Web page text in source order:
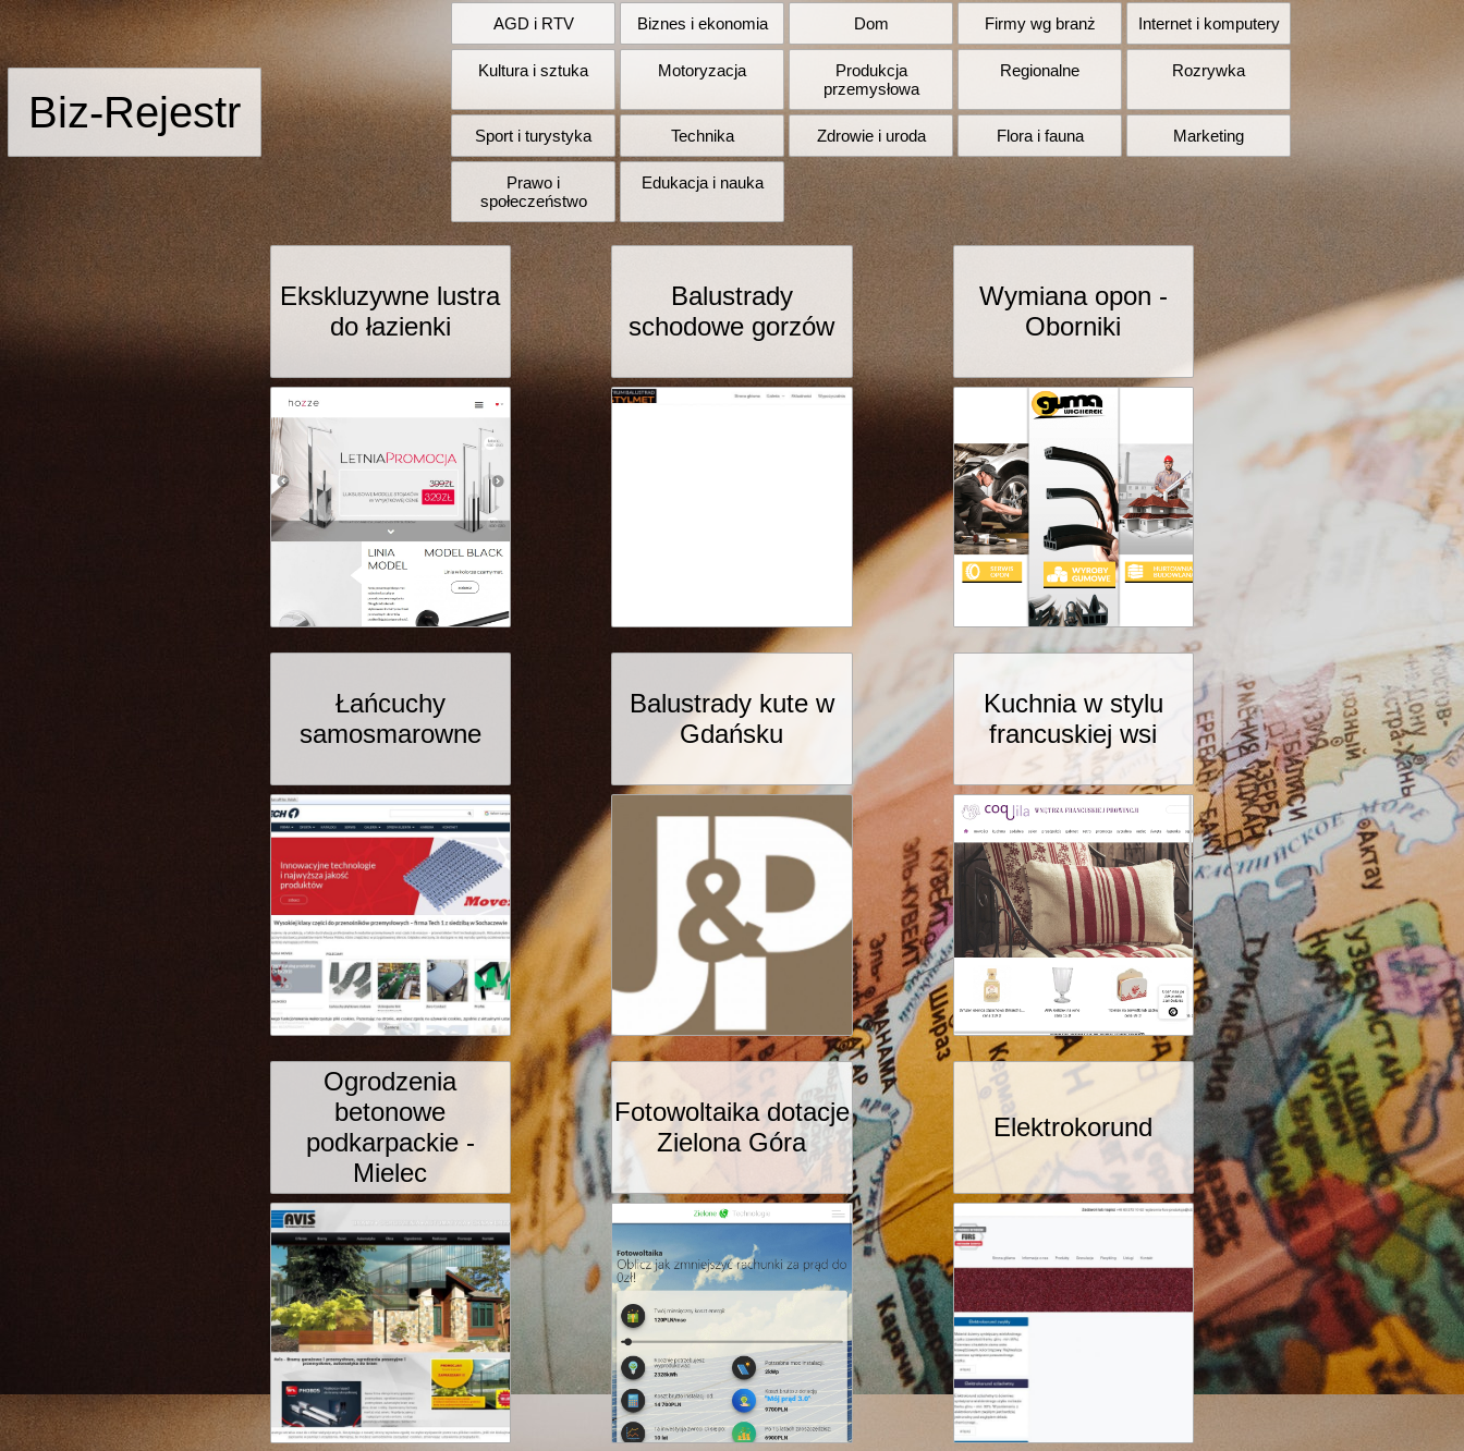
Biz-Rejestr
AGD i RTV Biznes i ekonomia Dom Firmy wg branż Internet i komputery
Kultura i sztuka Motoryzacja
Produkcja
przemysłowa
Regionalne Rozrywka
Sport i turystyka Technika Zdrowie i uroda Flora i fauna Marketing
Prawo i
społeczeństwo
Edukacja i nauka
Ekskluzywne lustra
do łazienki
Balustrady
schodowe gorzów
Wymiana opon -
Oborniki
Łańcuchy
samosmarowne
Balustrady kute w
Gdańsku
Kuchnia w stylu
francuskiej wsi
Ogrodzenia
betonowe
podkarpackie -
Mielec
Fotowoltaika dotacje
Zielona Góra
Elektrokorund